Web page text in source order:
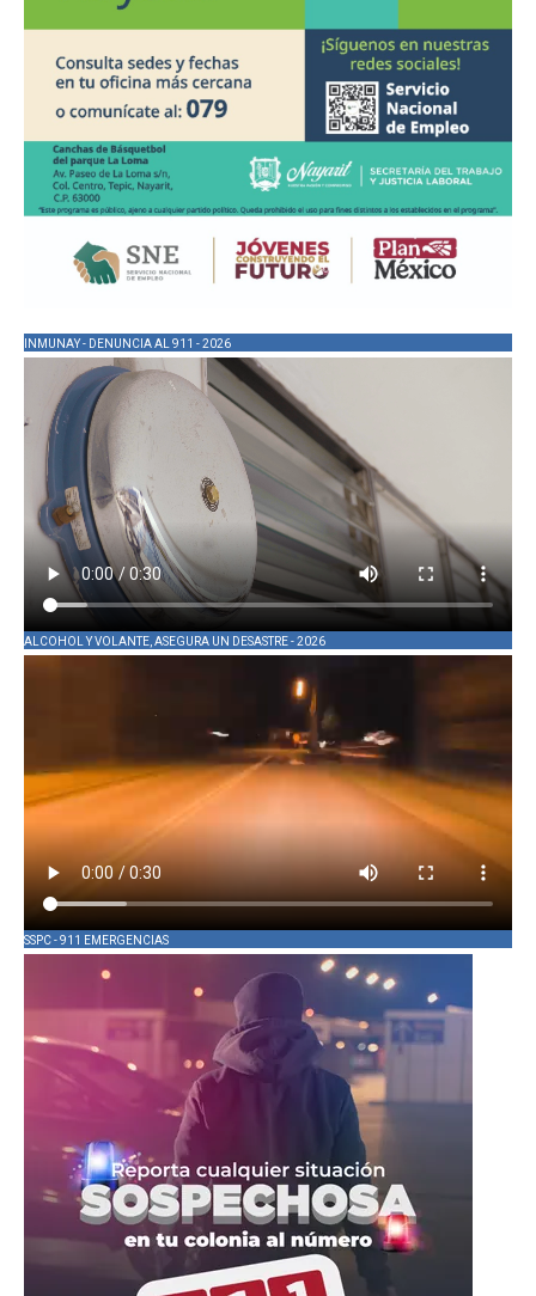
INMUNAY - DENUNCIA AL 911 - 2026
ALCOHOL Y VOLANTE, ASEGURA UN DESASTRE - 2026
SSPC - 911 EMERGENCIAS